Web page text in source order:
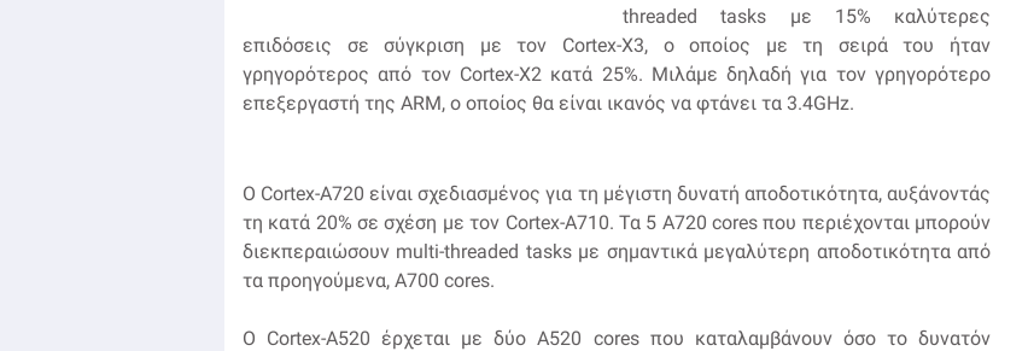
threaded tasks με 15% καλύτερες
επιδόσεις σε σύγκριση με τον Cortex-X3, ο οποίος με τη σειρά του ήταν
γρηγορότερος από τον Cortex-X2 κατά 25%. Μιλάμε δηλαδή για τον γρηγορότερο
επεξεργαστή της ARM, ο οποίος θα είναι ικανός να φτάνει τα 3.4GHz.
Ο Cortex-A720 είναι σχεδιασμένος για τη μέγιστη δυνατή αποδοτικότητα, αυξάνοντάς
τη κατά 20% σε σχέση με τον Cortex-A710. Τα 5 A720 cores που περιέχονται μπορούν
διεκπεραιώσουν multi-threaded tasks με σημαντικά μεγαλύτερη αποδοτικότητα από
τα προηγούμενα, A700 cores.
Ο Cortex-A520 έρχεται με δύο Α520 cores που καταλαμβάνουν όσο το δυνατόν